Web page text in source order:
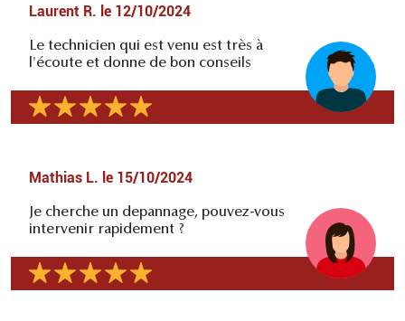
Laurent R. le 12/10/2024
Le technicien qui est venu est très à
l'écoute et donne de bon conseils
Mathias L. le 15/10/2024
Je cherche un depannage, pouvez-vous
intervenir rapidement ?